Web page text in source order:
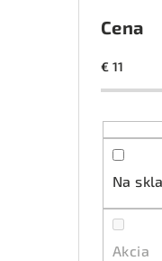
Cena
€ 11
Na
Akcia